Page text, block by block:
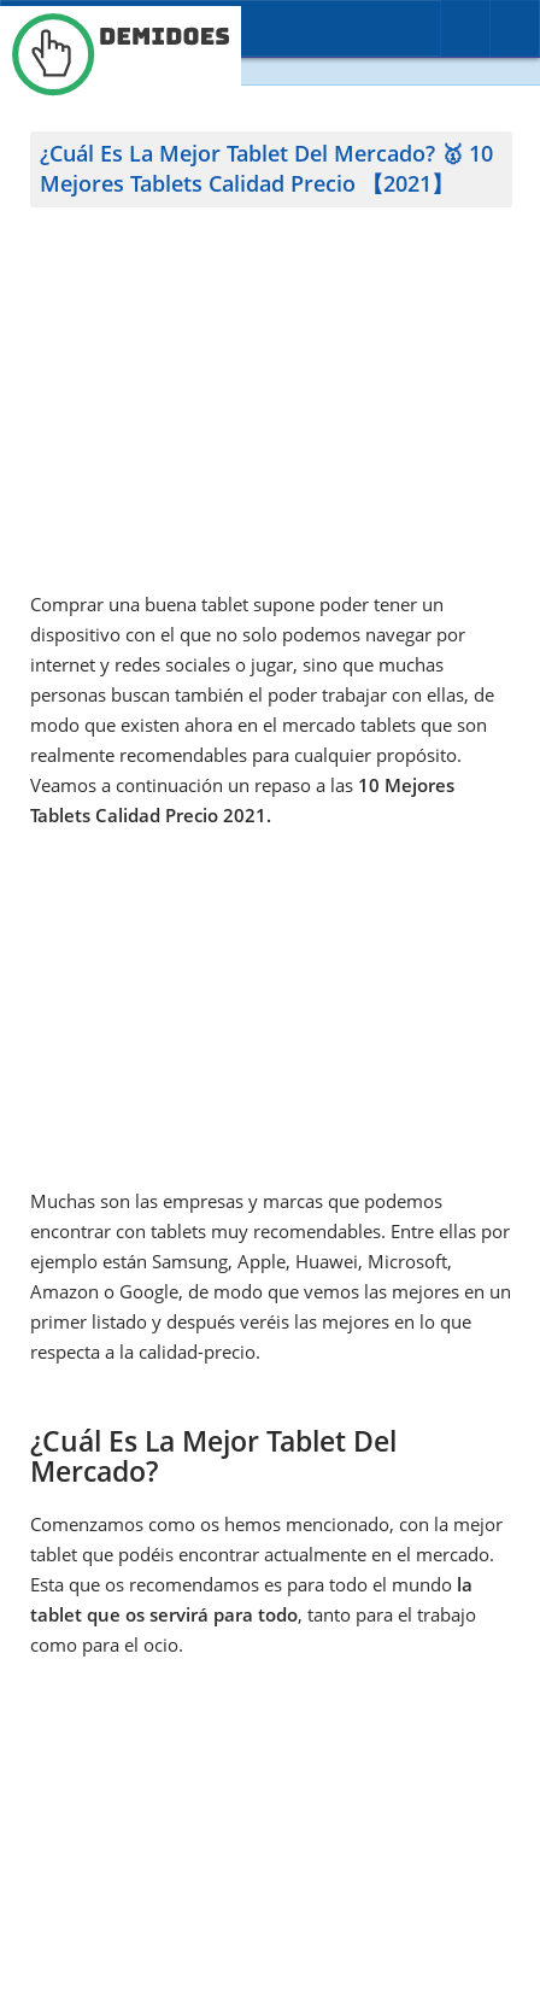
¿Cuál Es La Mejor Tablet Del Mercado? 🥇 10
Mejores Tablets Calidad Precio 【2021】
Comprar una buena tablet supone poder tener un
dispositivo con el que no solo podemos navegar por
internet y redes sociales o jugar, sino que muchas
personas buscan también el poder trabajar con ellas, de
modo que existen ahora en el mercado tablets que son
realmente recomendables para cualquier propósito.
Veamos a continuación un repaso a las 10 Mejores
Tablets Calidad Precio 2021.
Muchas son las empresas y marcas que podemos
encontrar con tablets muy recomendables. Entre ellas por
ejemplo están Samsung, Apple, Huawei, Microsoft,
Amazon o Google, de modo que vemos las mejores en un
primer listado y después veréis las mejores en lo que
respecta a la calidad-precio.
¿Cuál Es La Mejor Tablet Del
Mercado?
Comenzamos como os hemos mencionado, con la mejor
tablet que podéis encontrar actualmente en el mercado.
Esta que os recomendamos es para todo el mundo la
tablet que os servirá para todo, tanto para el trabajo
como para el ocio.